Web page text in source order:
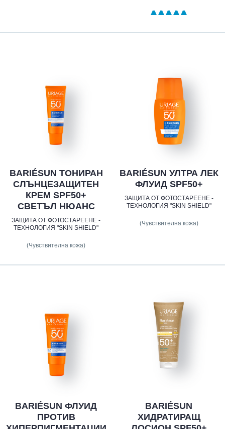
BARIÉSUN ТОНИРАН
СЛЪНЦЕЗАЩИТЕН
КРЕМ SPF50+
СВЕТЪЛ НЮАНС
ЗАЩИТА ОТ ФОТОСТАРЕЕНЕ -
ТЕХНОЛОГИЯ "SKIN SHIELD"
(Чувствителна кожа)
BARIÉSUN УЛТРА ЛЕК
ФЛУИД SPF50+
ЗАЩИТА ОТ ФОТОСТАРЕЕНЕ -
ТЕХНОЛОГИЯ "SKIN SHIELD"
(Чувствителна кожа)
BARIÉSUN ФЛУИД
ПРОТИВ
BARIÉSUN
ХИДРАТИРАЩ